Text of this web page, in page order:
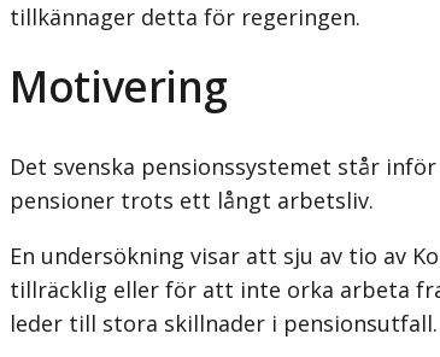
tillkännager detta för regeringen.
Motivering
Det svenska pensionssystemet står
pensioner trots ett långt arbetsliv.
En undersökning visar att sju av tio av
tillräcklig eller för att inte orka arbeta
leder till stora skillnader i pensionsutfall.